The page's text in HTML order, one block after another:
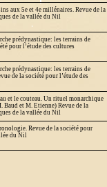
aux 5e et 4e millénaires. Revue de la
de la vallée du Nil
prédynastique: les terrains de
pour l’étude des cultures
prédynastique: les terrains de
de la société pour l’étude des
et le couteau. Un rituel monarchique
Baud et M. Etienne) Revue de la
de la vallée du Nil
Revue de la société pour
du Nil